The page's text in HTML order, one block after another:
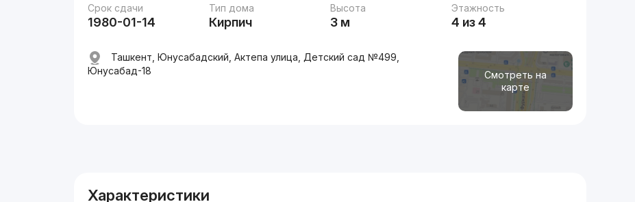
Срок сдачи
1980-01-14
Тип дома
Кирпич
Высота
3 м
Этажность
4 из 4
Смотреть на
карте
Ташкент, Юнусабадский, Актепа улица, Детский сад №499,
Юнусабад-18
Характеристики